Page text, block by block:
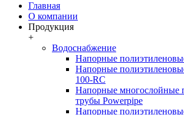
Главная
О компании
Продукция
+
Водоснабжение
Напорные
Напорные
100-RC
Напорные многослойные
трубы Powerpipe
Напорные